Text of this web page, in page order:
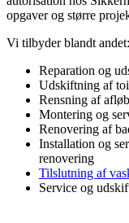
opgaver og større
Vi tilbyder blandt andet:
Reparation og
Udskiftning af
Rensning af
Montering og
Renovering af
Installation og
renovering
Tilslutning af
Service og